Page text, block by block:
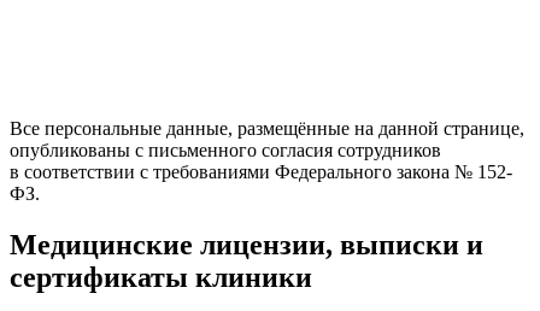
Все персональные данные, размещённые на данной странице,
опубликованы с письменного согласия сотрудников
в соответствии с требованиями Федерального закона № 152-
ФЗ.
Медицинские лицензии, выписки и
сертификаты клиники